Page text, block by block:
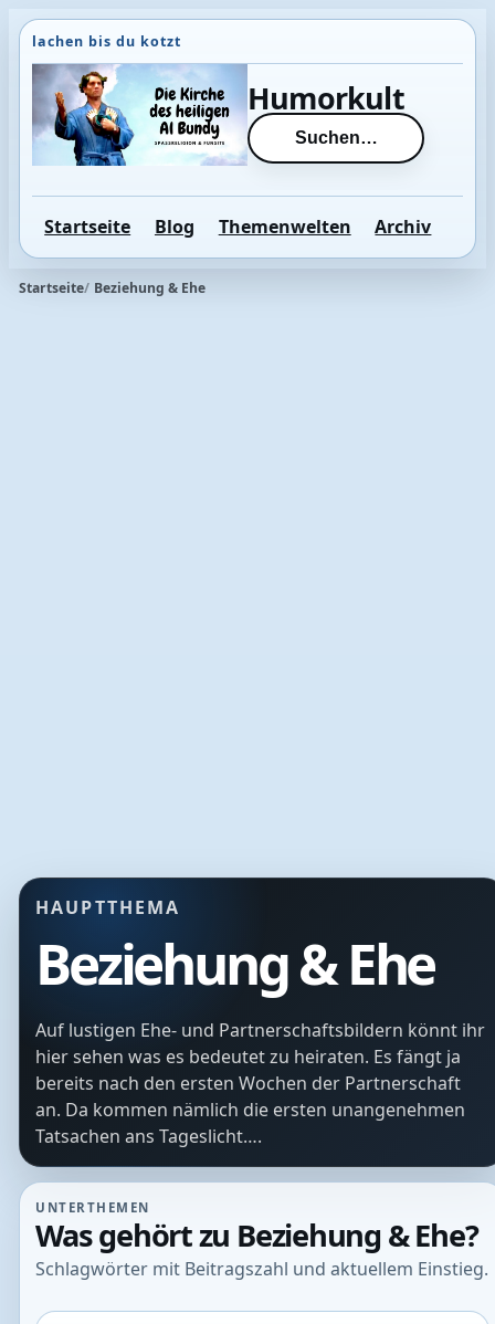
Direkt
zum
Inhalt
wechseln
Humorkult
Suchen…
Startseite Blog Themenwelten Archiv
Startseite Beziehung & Ehe
HAUPTTHEMA
Beziehung & Ehe
Auf lustigen Ehe- und Partnerschaftsbildern könnt ihr
hier sehen was es bedeutet zu heiraten. Es fängt ja
bereits nach den ersten Wochen der Partnerschaft
an. Da kommen nämlich die ersten unangenehmen
Tatsachen ans Tageslicht….
UNTERTHEMEN
Was gehört zu Beziehung & Ehe?
Schlagwörter mit Beitragszahl und aktuellem Einstieg.